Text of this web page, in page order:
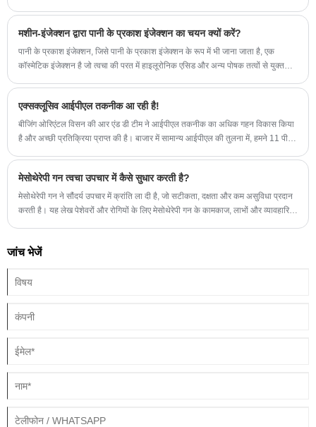
14-16 अप्रैल को हमसे जुड़ें!
मशीन-इंजेक्शन द्वारा पानी के प्रकाश इंजेक्शन का चयन क्यों करें?
पानी के प्रकाश इंजेक्शन, जिसे पानी के प्रकाश इंजेक्शन के रूप में भी जाना जाता है, एक
कॉस्मेटिक इंजेक्शन है जो त्वचा की परत में हाइलूरोनिक एसिड और अन्य पोषक तत्वों से युक्त
एक्सक्लूसिव आईपीएल तकनीक आ रही है!
बीजिंग ओरिएंटल विसन की आर एंड डी टीम ने आईपीएल तकनीक का अधिक गहन विकास किया
है और अच्छी प्रतिक्रिया प्राप्त की है। बाजार में सामान्य आईपीएल की तुलना में, हमने 11 पीस
मेसोथेरेपी गन त्वचा उपचार में कैसे सुधार करती है?
मेसोथेरेपी गन ने सौंदर्य उपचार में क्रांति ला दी है, जो सटीकता, दक्षता और कम असुविधा प्रदान
करती है। यह लेख पेशेवरों और रोगियों के लिए मेसोथेरेपी गन के कामकाज, लाभों और व्यावहारिक
जांच भेजें